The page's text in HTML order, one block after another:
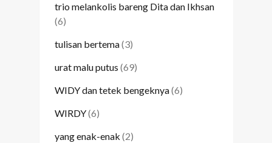
trio melankolis bareng Dita dan Ikhsan
(6)
tulisan bertema(3)
urat malu putus (69)
WIDY dan tetek bengeknya(6)
WIRDY(6)
yang enak-enak (2)